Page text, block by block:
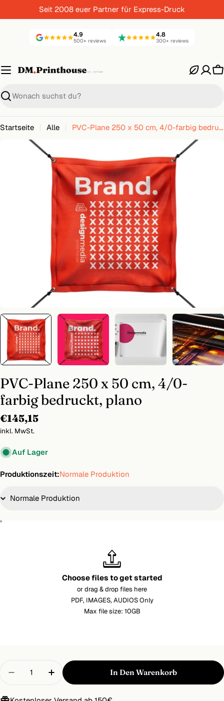
Inhalt
Seit 2008 euer Partner für Express-Druck
4.9
500+ reviews
4.8
300+ reviews
Suche
Startseite Alle PVC-Plane 250 x 50 cm, 4/0-farbig bedruckt, plano
0 im Modal öffnen
PVC-Plane 250 x 50 cm, 4/0-
farbig bedruckt, plano
Regulärer
Preis
€145,15
inkl. MwSt.
Auf Lager
Produktionszeit:Normale Produktion
Choose files to get started
or drag & drop files here
PDF, IMAGES, AUDIOS Only
Max file size: 10GB
Menge Für PVC-Plane 250 X 50 Cm, 4/0-
Menge Für PVC-Plane 250 X 50 Cm,
In Den Warenkorb